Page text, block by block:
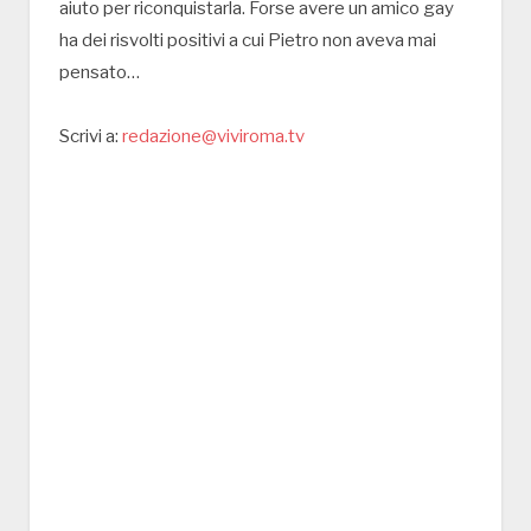
aiuto per riconquistarla. Forse avere un amico gay
ha dei risvolti positivi a cui Pietro non aveva mai
pensato…
Scrivi a: redazione@viviroma.tv